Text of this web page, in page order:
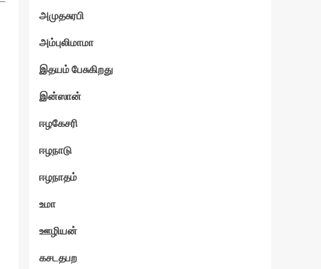
அமுதசுரபி
அம்புலிமாமா
இதயம் பேசுகிறது
இன்ஸான்
ஈழகேசரி
ஈழநாடு
ஈழநாதம்
உமா
ஊழியன்
கசடதபற